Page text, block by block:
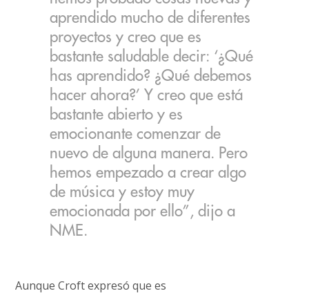
aprendido mucho de diferentes
proyectos y creo que es
bastante saludable decir: ‘¿Qué
has aprendido? ¿Qué debemos
hacer ahora?’ Y creo que está
bastante abierto y es
emocionante comenzar de
nuevo de alguna manera. Pero
hemos empezado a crear algo
de música y estoy muy
emocionada por ello”, dijo a
NME.
Aunque Croft expresó que es